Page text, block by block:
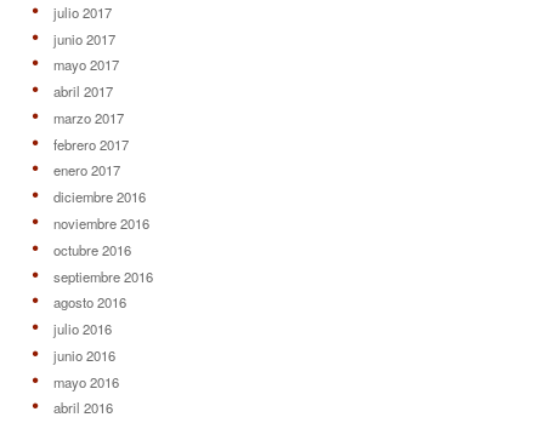
julio 2017
junio 2017
mayo 2017
abril 2017
marzo 2017
febrero 2017
enero 2017
diciembre 2016
noviembre 2016
octubre 2016
septiembre 2016
agosto 2016
julio 2016
junio 2016
mayo 2016
abril 2016